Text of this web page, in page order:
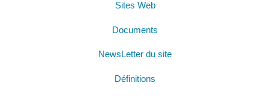
Sites Web
Documents
NewsLetter du site
Définitions